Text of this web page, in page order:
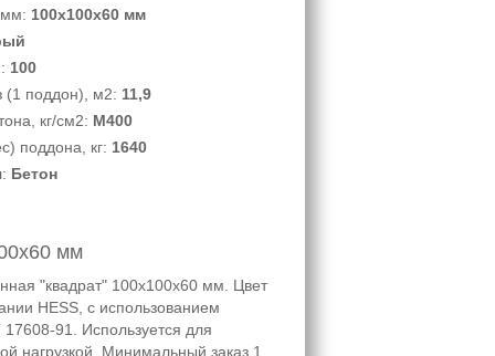
100х100х60 мм
100
(1 поддон), м2: 11,9
кг/см2: М400
поддона, кг: 1640
Бетон
мм
"квадрат" 100х100х60 мм. Цвет
HESS, с использованием
17608-91. Используется для
нагрузкой. Минимальный заказ 1